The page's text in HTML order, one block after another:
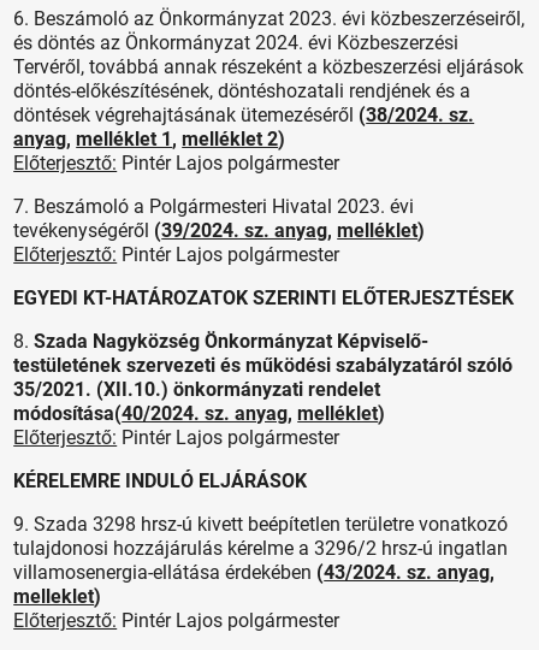
6. Beszámoló az Önkormányzat 2023. évi közbeszerzéseiről,
és döntés az Önkormányzat 2024. évi Közbeszerzési
Tervéről, továbbá annak részeként a közbeszerzési eljárások
döntés-előkészítésének, döntéshozatali rendjének és a
döntések végrehajtásának ütemezéséről (38/2024. sz.
anyag,melléklet 1,melléklet 2)
Előterjesztő: Pintér Lajos polgármester
7. Beszámoló a Polgármesteri Hivatal 2023. évi
tevékenységéről (39/2024. sz. anyag,melléklet)
Előterjesztő: Pintér Lajos polgármester
EGYEDI KT-HATÁROZATOK SZERINTI ELŐTERJESZTÉSEK
8.Szada Nagyközség Önkormányzat Képviselő-
testületének szervezeti és működési szabályzatáról szóló
35/2021. (XII.10.) önkormányzati rendelet
módosítása(40/2024. sz. anyag,melléklet)
Előterjesztő: Pintér Lajos polgármester
KÉRELEMRE INDULÓ ELJÁRÁSOK
9. Szada 3298 hrsz-ú kivett beépítetlen területre vonatkozó
tulajdonosi hozzájárulás kérelme a 3296/2 hrsz-ú ingatlan
villamosenergia-ellátása érdekében (43/2024. sz. anyag,
melleklet)
Előterjesztő: Pintér Lajos polgármester